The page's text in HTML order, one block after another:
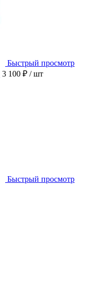
Быстрый просмотр
3 100 ₽ / шт
Быстрый просмотр